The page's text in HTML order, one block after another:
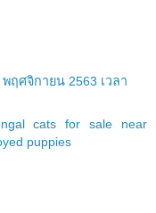
พฤศจิกายน 2563 เวลา
cats for sale near
puppies